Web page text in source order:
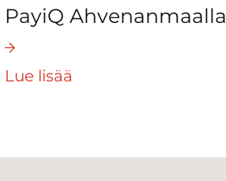
PayiQ Ahvenanmaalla
Lue lisää